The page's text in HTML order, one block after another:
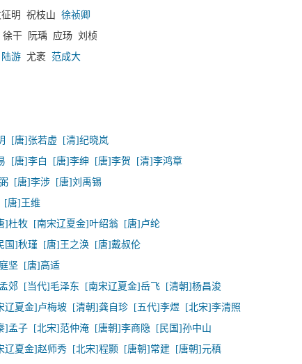
明 祝枝山 徐祯卿
徐干 阮瑀 应玚 刘桢
陆游 尤袤 范成大
[唐]张若虚
[清]纪晓岚
[唐]李白 [唐]李绅 [唐]李贺
[清]李鸿章
[唐]李涉
[唐]刘禹锡
[唐]王维
]杜牧 [南宋辽夏金]叶绍翁
[唐]卢纶
国]秋瑾 [唐]王之涣
[唐]戴叔伦
坚
[唐]高适
郊 [当代]毛泽东 [南宋辽夏金]岳飞
[清朝]杨昌浚
辽夏金]卢梅坡 [清朝]龚自珍 [五代]李煜
[北宋]李清照
]孟子 [北宋]范仲淹 [唐朝]李商隐
[民国]孙中山
辽夏金]赵师秀 [北宋]程颢 [唐朝]常建
[唐朝]元稹